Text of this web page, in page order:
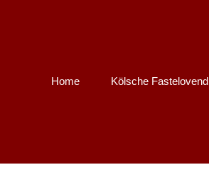
Home Kölsche Fastelovend